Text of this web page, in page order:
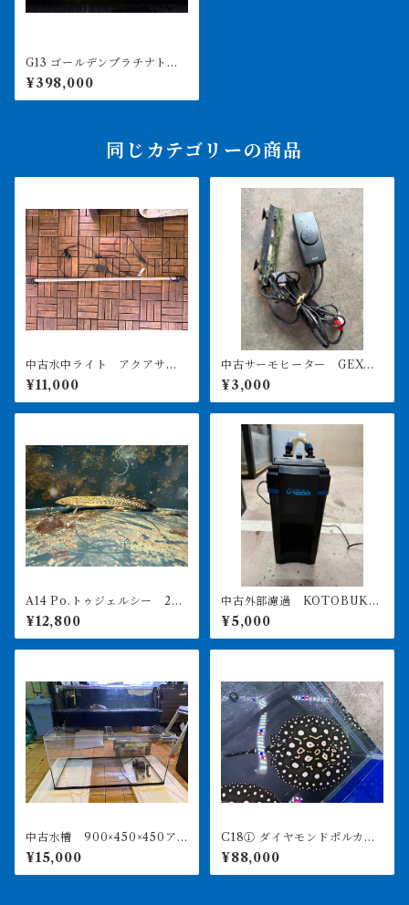
G13 ゴールデンプラチナトゥ
ジェルシー 11㎝前後 日本
初⁈
¥398,000
同じカテゴリーの商品
中古水中ライト アクアサン
¥11,000
中古サーモヒーター GEXサ
ーモ&300Wヒーターセット
引き取り限定
¥3,000
A14 Po.トゥジェルシー 20
㎝前後
¥12,800
中古外部濾過 KOTOBUKI
POWERBOX V1200 引き取
り限定
¥5,000
中古水槽 900×450×450ア
クリル水槽 上部濾過セット
¥15,000
C18① ダイヤモンドポルカ
アルビノヘテロ 体盤16㎝前
後 ♀
¥88,000